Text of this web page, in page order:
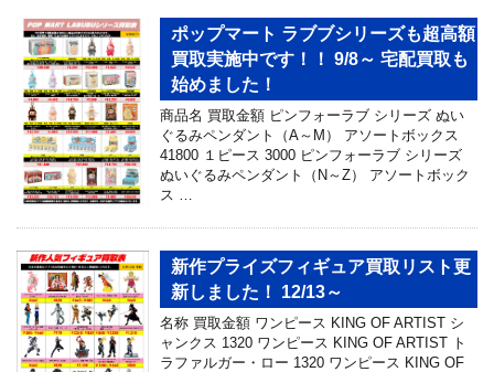
ポップマート ラブブシリーズも超高額
買取実施中です！！ 9/8～ 宅配買取も
始めました！
商品名 買取金額 ピンフォーラブ シリーズ ぬい
ぐるみペンダント（A～M） アソートボックス
41800 １ピース 3000 ピンフォーラブ シリーズ
ぬいぐるみペンダント（N～Z） アソートボック
ス …
新作プライズフィギュア買取リスト更
新しました！ 12/13～
名称 買取金額 ワンピース KING OF ARTIST シ
ャンクス 1320 ワンピース KING OF ARTIST ト
ラファルガー・ロー 1320 ワンピース KING OF